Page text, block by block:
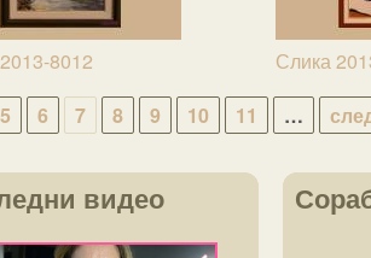
8012 Слика
5 6 7 8 9 10 11 …
видео